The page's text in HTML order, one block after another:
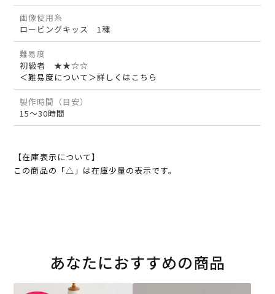
画像使用糸
ロービングキッス 1種
難易度
初級者 ★★☆☆
＜難易度について＞詳しくはこちら
製作時間（目安）
15～30時間
【在庫表示について】
この商品の「△」は在庫少量の表示です。
あなたにおすすめの商品